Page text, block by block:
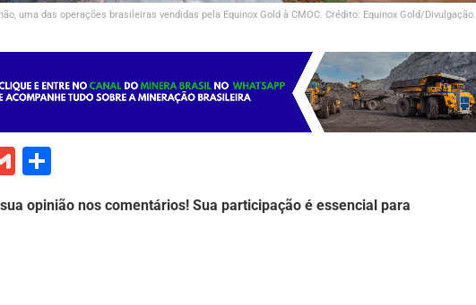
uma das operações brasileiras vendidas pela Equinox Gold à CMOC. Crédito: Equinox Gold/Divulgação.
G
ai
h
ar
opinião nos comentários! Sua participação é essencial para